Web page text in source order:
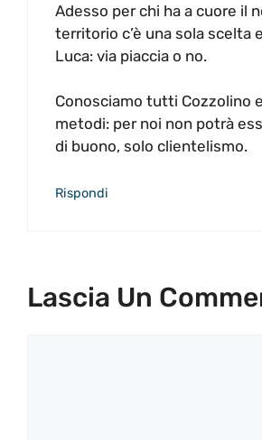
Adesso per chi ha a cuore il
territorio c’è una sola scelta
Luca: via piaccia o no.
Conosciamo tutti Cozzolino
metodi: per noi non potrà
di buono, solo clientelismo.
Rispondi
Lascia Un